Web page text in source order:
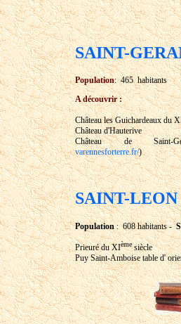
SAINT-
Population: 465
A découvrir :
Château les Guichardeaux du
Château d'Hauterive
Château de Saint-
varennesforterre.fr/)
SAINT-LEON
Population: 608 habitants -
Prieuré du XIème siècle
Puy Saint-Amboise table d'